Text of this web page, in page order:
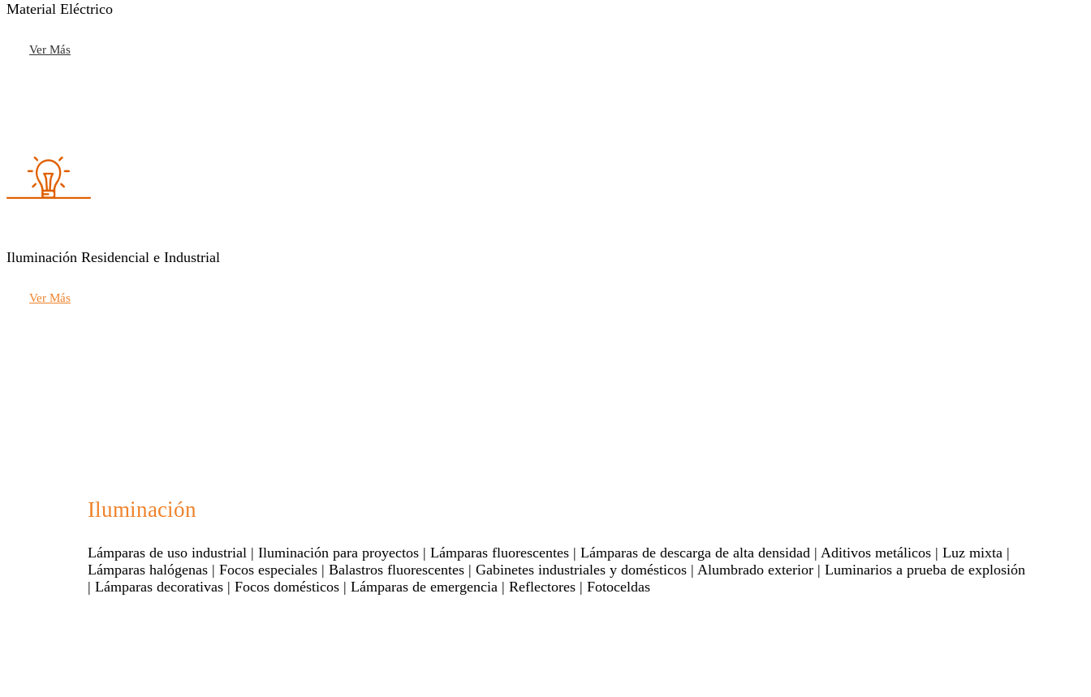
Material Eléctrico
Ver Más
Iluminación Residencial e Industrial
Ver Más
Iluminación
Lámparas de uso industrial | Iluminación para proyectos | Lámparas fluorescentes | Lámparas de descarga de alta densidad | Aditivos metálicos | Luz mixta |
Lámparas halógenas | Focos especiales | Balastros fluorescentes | Gabinetes industriales y domésticos | Alumbrado exterior | Luminarios a prueba de explosión
| Lámparas decorativas | Focos domésticos | Lámparas de emergencia | Reflectores | Fotoceldas